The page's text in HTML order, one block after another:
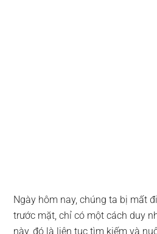
Ngày hôm nay, chúng ta bị mất
trước mặt, chỉ có một cách duy
này, đó là liên tục tìm kiếm và